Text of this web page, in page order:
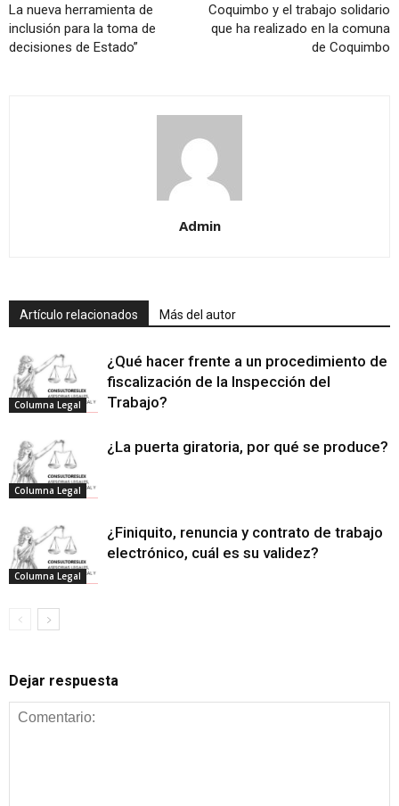
La nueva herramienta de
inclusión para la toma de
decisiones de Estado”
Coquimbo y el trabajo solidario
que ha realizado en la comuna
de Coquimbo
Admin
Artículo relacionados Más del autor
Columna Legal
¿Qué hacer frente a un procedimiento de
fiscalización de la Inspección del
Trabajo?
Columna Legal
¿La puerta giratoria, por qué se produce?
Columna Legal
¿Finiquito, renuncia y contrato de trabajo
electrónico, cuál es su validez?
Dejar respuesta